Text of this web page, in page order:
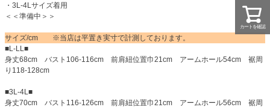
・3L-4Lサイズ着用
＜＜準備中＞＞
サイズ/cm ※当店は平置き実寸で計測しております。
■L-LL■
身丈68cm バスト106-116cm 前肩紐位置巾21cm アームホール54cm 裾周
り118-128cm
■3L-4L■
身丈70cm バスト116-126cm 前肩紐位置巾21cm アームホール56cm 裾周
カートを確認